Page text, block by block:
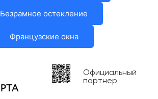
Безрамное остекление
Французские окна
Официальный
партнер